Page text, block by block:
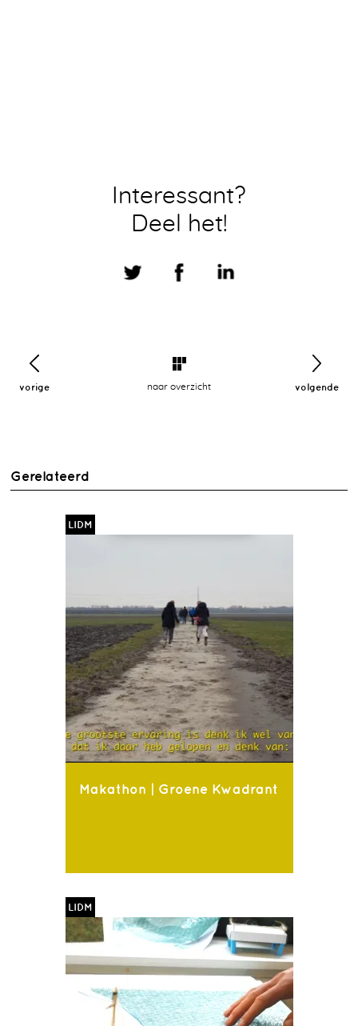
Interessant?
Deel het!
vorige naar overzicht volgende
Gerelateerd
LIDM
Makathon | Groene Kwadrant
LIDM